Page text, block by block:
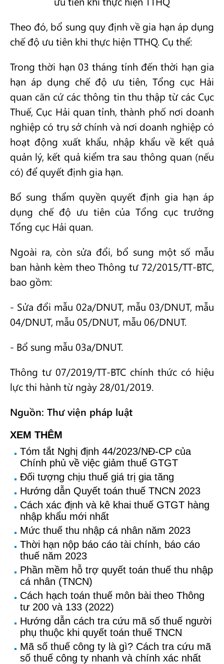
Theo đó, bổ sung quy định về gia hạn áp dụng
chế độ ưu tiên khi thực hiện TTHQ. Cụ thể:
Trong thời hạn 03 tháng tính đến thời hạn gia
hạn áp dụng chế độ ưu tiên, Tổng cục Hải
quan căn cứ các thông tin thu thập từ các Cục
Thuế, Cục Hải quan tỉnh, thành phố nơi doanh
nghiệp có trụ sở chính và nơi doanh nghiệp có
hoạt động xuất khẩu, nhập khẩu về kết quả
quản lý, kết quả kiểm tra sau thông quan (nếu
có) để quyết định gia hạn.
Bổ sung thẩm quyền quyết định gia hạn áp
dụng chế độ ưu tiên của Tổng cục trưởng
Tổng cục Hải quan.
Ngoài ra, còn sửa đổi, bổ sung một số mẫu
ban hành kèm theo Thông tư 72/2015/TT-BTC,
bao gồm:
- Sửa đổi mẫu 02a/DNUT, mẫu 03/DNUT, mẫu
04/DNUT, mẫu 05/DNUT, mẫu 06/DNUT.
- Bổ sung mẫu 03a/DNUT.
Thông tư 07/2019/TT-BTC chính thức có hiệu
lực thi hành từ ngày 28/01/2019.
Nguồn: Thư viện pháp luật
XEM THÊM
Tóm tắt Nghị định 44/2023/NĐ-CP của
Chính phủ về việc giảm thuế GTGT
Đối tượng chịu thuế giá trị gia tăng
Hướng dẫn Quyết toán thuế TNCN 2023
Cách xác định và kê khai thuế GTGT hàng
nhập khẩu mới nhất
Mức thuế thu nhập cá nhân năm 2023
Thời hạn nộp báo cáo tài chính, báo cáo
thuế năm 2023
Phần mềm hỗ trợ quyết toán thuế thu nhập
cá nhân (TNCN)
Cách hạch toán thuế môn bài theo Thông
tư 200 và 133 (2022)
Hướng dẫn cách tra cứu mã số thuế người
phụ thuộc khi quyết toán thuế TNCN
Mã số thuế công ty là gì? Cách tra cứu mã
số thuế công ty nhanh và chính xác nhất